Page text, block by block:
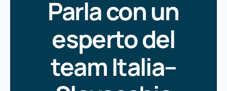
Parla con un
esperto del
team Italia–